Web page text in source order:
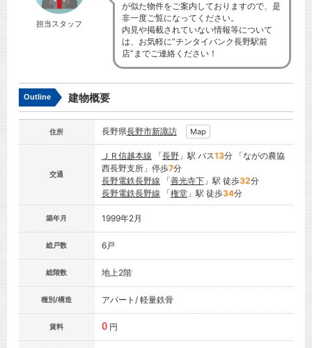
担当スタッフ
が似た物件をご案内しておりますので、是
非一度ご覧になってください。
内見や掲載されていない情報等について
は、お気軽に”チンタイバンク長野駅前
店”までご連絡ください！
Outline 建物概要
住所 長野県長野市新諏訪 Map
交通
ＪＲ信越本線 「長野」駅 バス13分 「ながの農協
西長野支所」停歩7分
長野電鉄長野線 「善光寺下」駅 徒歩32分
長野電鉄長野線 「権堂」駅 徒歩34分
築年月 1999年2月
総戸数 6戸
総階数 地上2階
種別/構造 アパート/ 軽量鉄骨
賃料 0 円